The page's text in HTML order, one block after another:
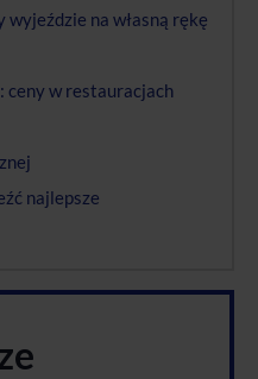
na własną rękę
ceny w restauracjach
najlepsze